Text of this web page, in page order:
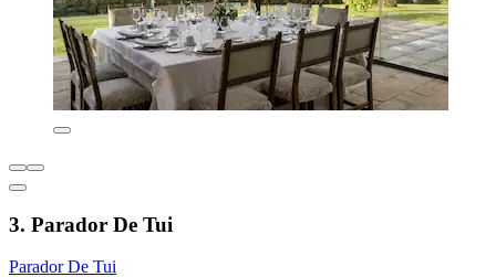
3. Parador De Tui
Parador De Tui